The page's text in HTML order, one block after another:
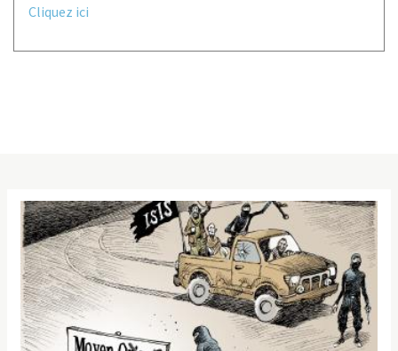
Cliquez ici